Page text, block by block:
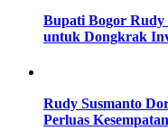
Bupati Bogor
untuk Dongkrak
Rudy Susmanto
Perluas